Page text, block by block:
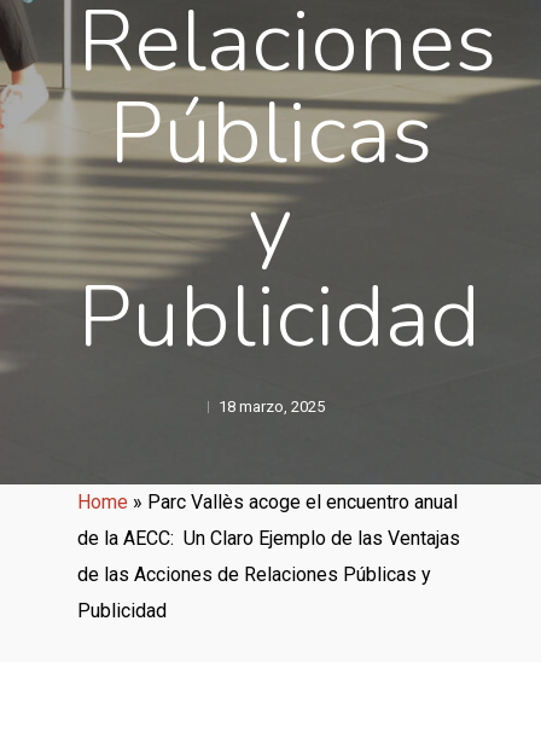
Relaciones
Públicas
y
Publicidad
18 marzo, 2025
Home » Parc Vallès acoge el encuentro anual
de la AECC: Un Claro Ejemplo de las Ventajas
de las Acciones de Relaciones Públicas y
Publicidad